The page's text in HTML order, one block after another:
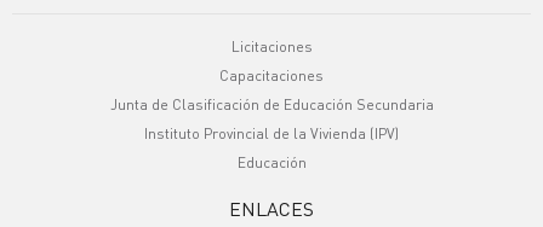
Licitaciones
Capacitaciones
Junta de Clasificación de Educación Secundaria
Instituto Provincial de la Vivienda (IPV)
Educación
ENLACES